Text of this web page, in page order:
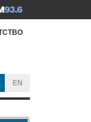
EN